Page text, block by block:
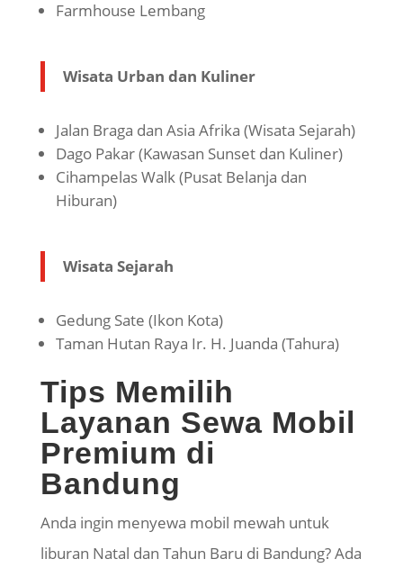
Farmhouse Lembang
Wisata Urban dan Kuliner
Jalan Braga dan Asia Afrika (Wisata Sejarah)
Dago Pakar (Kawasan Sunset dan Kuliner)
CihampelasWalk (Pusat Belanja dan
Hiburan)
Wisata Sejarah
Gedung Sate (Ikon Kota)
​Taman Hutan Raya Ir. H. Juanda (Tahura)
Tips Memilih
Layanan Sewa Mobil
Premium di
Bandung
Anda ingin menyewa mobil mewah untuk
liburan Natal dan Tahun Baru di Bandung? Ada